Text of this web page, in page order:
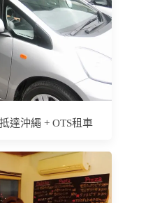
達沖繩 + OTS租車